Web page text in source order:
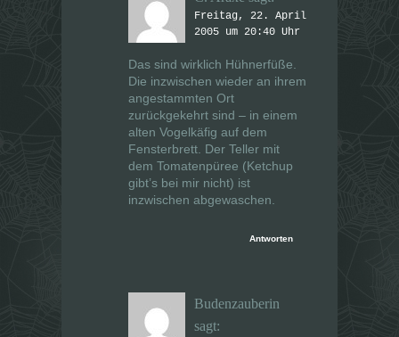
Freitag, 22. April
2005 um 20:40 Uhr
Das sind wirklich Hühnerfüße.
Die inzwischen wieder an ihrem
angestammten Ort
zurückgekehrt sind – in einem
alten Vogelkäfig auf dem
Fensterbrett. Der Teller mit
dem Tomatenpüree (Ketchup
gibt’s bei mir nicht) ist
inzwischen abgewaschen.
Antworten
Budenzauberin
sagt: